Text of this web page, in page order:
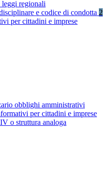
leggi regionali
e codice di condotta 2
per cittadini e imprese
obblighi amministrativi
per cittadini e imprese
o struttura analoga